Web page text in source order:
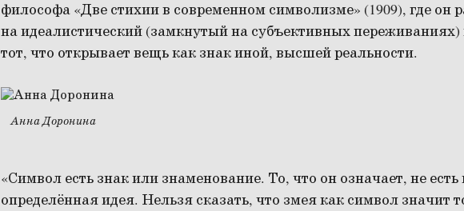
философа «Две стихии в современном символизме» (1909), где он
на идеалистический (замкнутый на субъективных
тот, что открывает вещь как знак иной, высшей реальности.
Анна Доронина
«Символ есть знак или знаменование. То, что он означает, не
определённая идея. Нельзя сказать, что змея как символ значит